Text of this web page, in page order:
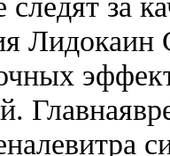
Лидокаин